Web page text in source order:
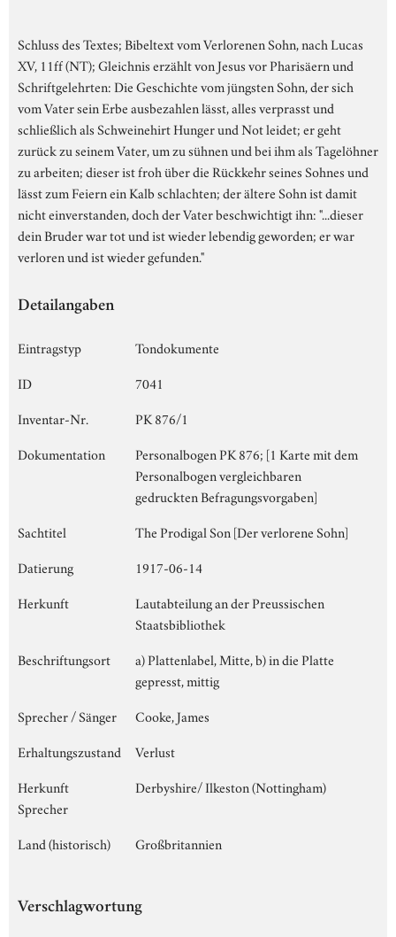
Schluss des Textes; Bibeltext vom Verlorenen Sohn, nach Lucas
XV, 11ff (NT); Gleichnis erzählt von Jesus vor Pharisäern und
Schriftgelehrten: Die Geschichte vom jüngsten Sohn, der sich
vom Vater sein Erbe ausbezahlen lässt, alles verprasst und
schließlich als Schweinehirt Hunger und Not leidet; er geht
zurück zu seinem Vater, um zu sühnen und bei ihm als Tagelöhner
zu arbeiten; dieser ist froh über die Rückkehr seines Sohnes und
lässt zum Feiern ein Kalb schlachten; der ältere Sohn ist damit
nicht einverstanden, doch der Vater beschwichtigt ihn: "...dieser
dein Bruder war tot und ist wieder lebendig geworden; er war
verloren und ist wieder gefunden."
Detailangaben
Eintragstyp
Tondokumente
ID
7041
Inventar-Nr.
PK 876/1
Dokumentation
Personalbogen PK 876; [1 Karte mit dem
Personalbogen vergleichbaren
gedruckten Befragungsvorgaben]
Sachtitel
The Prodigal Son [Der verlorene Sohn]
Datierung
1917-06-14
Herkunft
Lautabteilung an der Preussischen
Staatsbibliothek
Beschriftungsort
a) Plattenlabel, Mitte, b) in die Platte
gepresst, mittig
Sprecher / Sänger
Cooke, James
Erhaltungszustand
Verlust
Herkunft
Sprecher
Derbyshire/ Ilkeston (Nottingham)
Land (historisch) Großbritannien
Verschlagwortung